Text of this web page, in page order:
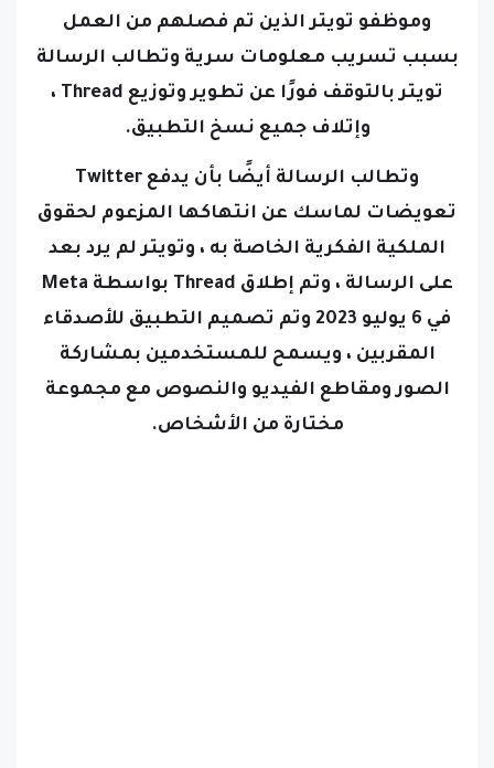
وموظفو تويتر الذين تم فصلهم من العمل
بسبب تسريب معلومات سرية وتطالب الرسالة
تويتر بالتوقف فورًا عن تطوير وتوزيع Thread ،
وإتلاف جميع نسخ التطبيق.
وتطالب الرسالة أيضًا بأن يدفع Twitter
تعويضات لماسك عن انتهاكها المزعوم لحقوق
الملكية الفكرية الخاصة به ، وتويتر لم يرد بعد
على الرسالة ، وتم إطلاق Thread
بواسطة Meta
في 6 يوليو 2023 وتم تصميم التطبيق للأصدقاء
المقربين ، ويسمح للمستخدمين بمشاركة
الصور ومقاطع الفيديو والنصوص مع مجموعة
مختارة من الأشخاص.